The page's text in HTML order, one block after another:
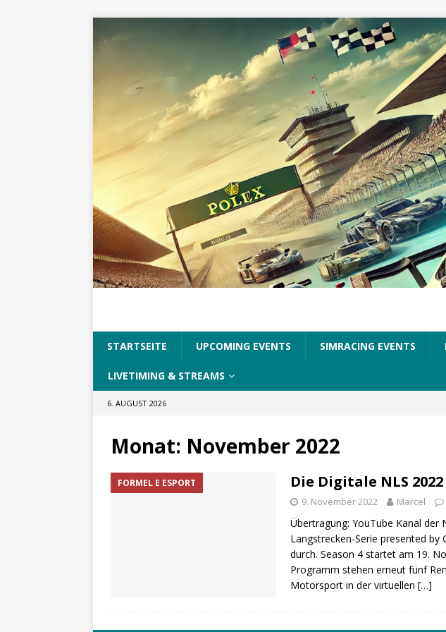
STARTSEITE UPCOMING EVENTS SIMRACING EVENTS
LIVETIMING & STREAMS
6. AUGUST 2026
Monat: November 2022
FORMEL E ESPORT Die Digitale NLS 2022
9. November 2022 Marcel
Übertragung: YouTube Kanal der
Langstrecken-Serie presented
durch. Season 4 startet am 19.
Programm stehen erneut fünf
Motorsport in der virtuellen […]